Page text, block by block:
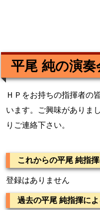
平尾 純の演奏
ＨＰをお持ちの指揮者の
います。ご興味がありま
りご連絡下さい。
これからの平尾 純指
登録はありません
過去の平尾 純指揮に